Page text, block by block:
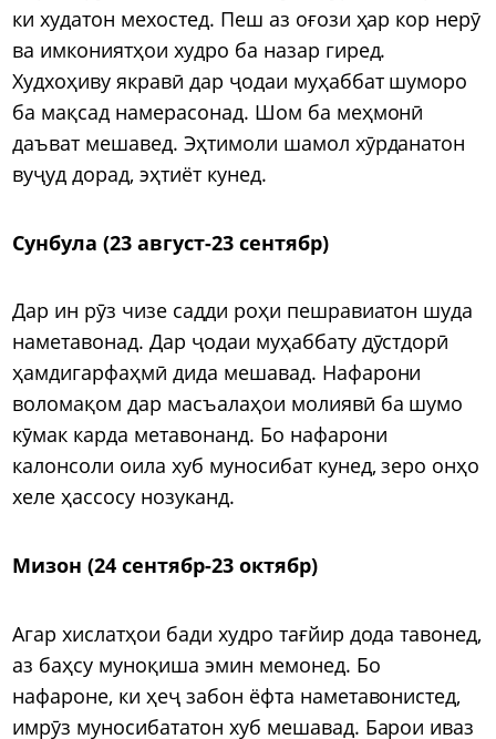
ки худатон мехостед. Пеш аз оғози ҳар кор нерӯ
ва имкониятҳои худро ба назар гиред.
Худхоҳиву якравӣ дар ҷодаи муҳаббат шуморо
ба мақсад намерасонад. Шом ба меҳмонӣ
даъват мешавед. Эҳтимоли шамол хӯрданатон
вуҷуд дорад, эҳтиёт кунед.
Сунбула (23 август-23 сентябр)
Дар ин рӯз чизе садди роҳи пешравиатон шуда
наметавонад. Дар ҷодаи муҳаббату дӯстдорӣ
ҳамдигарфаҳмӣ дида мешавад. Нафарони
воломақом дар масъалаҳои молиявӣ ба шумо
кӯмак карда метавонанд. Бо нафарони
калонсоли оила хуб муносибат кунед, зеро онҳо
хеле ҳассосу нозуканд.
Мизон (24 сентябр-23 октябр)
Агар хислатҳои бади худро тағйир дода тавонед,
аз баҳсу муноқиша эмин мемонед. Бо
нафароне, ки ҳеҷ забон ёфта наметавонистед,
имрӯз муносибататон хуб мешавад. Барои иваз